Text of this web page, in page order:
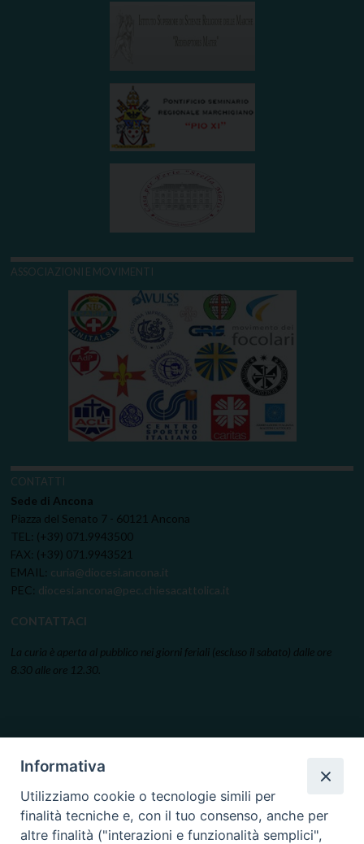
ASSOCIAZIONI E MOVIMENTI
CONTATTI
Sede di Ancona
Piazza del Senato 7 - 60121 Ancona
TEL: (+39) 071.9943500
FAX: (+39) 071.9943521
EMAIL: curia@diocesi.ancona.it
PEC: diocesi.ancona@pec.chiesacattolica.it
CONTATTACI
La curia è aperta al pubblico nei giorni feriali (escluso il sabato) dalle ore
8.30 alle ore 12.30.
Informativa
Utilizziamo cookie o tecnologie simili per
finalità tecniche e, con il tuo consenso, anche per
altre finalità ("interazioni e funzionalità semplici",